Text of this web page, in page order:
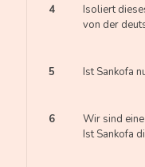
4
Isoliert
von der
5 Ist Sankofa
6
Wir sind
Ist Sankofa